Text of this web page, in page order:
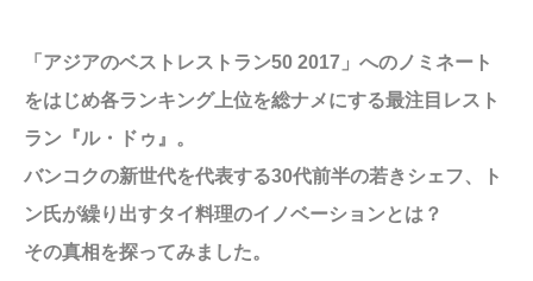
「アジアのベストレストラン50 2017」へのノミネート
をはじめ各ランキング上位を総ナメにする最注目レスト
ラン『ル・ドゥ』。
バンコクの新世代を代表する30代前半の若きシェフ、ト
ン氏が繰り出すタイ料理のイノベーションとは？
その真相を探ってみました。